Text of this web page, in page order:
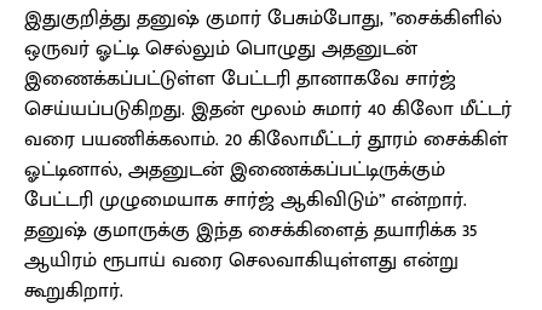
இதுகுறித்து தனுஷ் குமார் பேசும்போது, ”சைக்கிளில்
ஒருவர் ஓட்டி செல்லும் பொழுது அதனுடன்
இணைக்கப்பட்டுள்ள பேட்டரி தானாகவே சார்ஜ்
செய்யப்படுகிறது. இதன் மூலம் சுமார் 40 கிலோ மீட்டர்
வரை பயணிக்கலாம். 20 கிலோமீட்டர் தூரம் சைக்கிள்
ஓட்டினால், அதனுடன் இணைக்கப்பட்டிருக்கும்
பேட்டரி முழுமையாக சார்ஜ் ஆகிவிடும்” என்றார்.
தனுஷ் குமாருக்கு இந்த சைக்கிளைத் தயாரிக்க 35
ஆயிரம் ரூபாய் வரை செலவாகியுள்ளது என்று
கூறுகிறார்.